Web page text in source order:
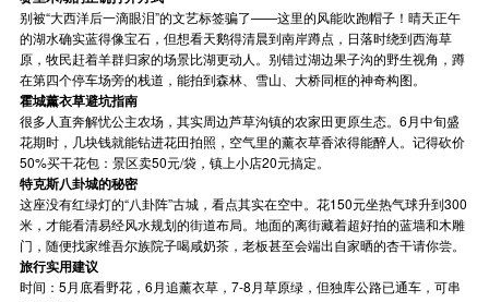
别被“大西洋后一滴眼泪”的文艺标签骗了——这里的风能吹跑帽子！晴天正午
的湖水确实蓝得像宝石，但想看天鹅得清晨到南岸蹲点，日落时绕到西海草
原，牧民赶着羊群归家的场景比湖更动人。别错过湖边果子沟的野生视角，蹲
在第四个停车场旁的栈道，能拍到森林、雪山、大桥同框的神奇构图。
霍城薰衣草避坑指南
很多人直奔解忧公主农场，其实周边芦草沟镇的农家田更原生态。6月中旬盛
花期时，几块钱就能钻进花田拍照，空气里的薰衣草香浓得能醉人。记得砍价
50%买干花包：景区卖50元/袋，镇上小店20元搞定。
特克斯八卦城的秘密
这座没有红绿灯的“八卦阵”古城，看点其实在空中。花150元坐热气球升到300
米，才能看清易经风水规划的街道布局。地面的离街藏着超好拍的蓝墙和木雕
门，随便找家维吾尔族院子喝咸奶茶，老板甚至会端出自家晒的杏干请你尝。
旅行实用建议
时间：5月底看野花，6月追薰衣草，7-8月草原绿，但独库公路已通车，可串